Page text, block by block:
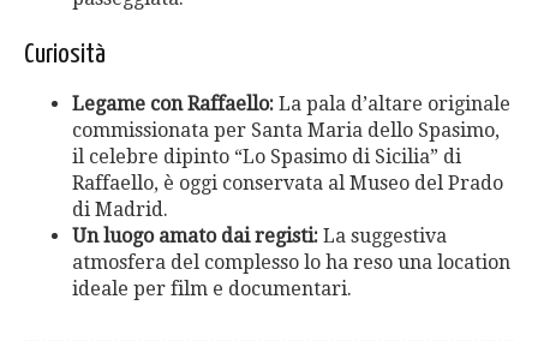
Curiosità
Legame con Raffaello: La pala d’altare originale
commissionata per Santa Maria dello Spasimo,
il celebre dipinto “Lo Spasimo di Sicilia” di
Raffaello, è oggi conservata al Museo del Prado
di Madrid.
Un luogo amato dai registi: La suggestiva
atmosfera del complesso lo ha reso una location
ideale per film e documentari.